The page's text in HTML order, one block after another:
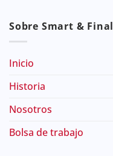
Sobre Smart & Final
Inicio
Historia
Nosotros
Bolsa de trabajo